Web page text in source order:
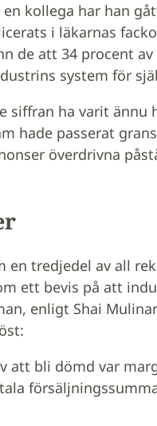
kollega har han
i läkarnas
de att 34 procent
system för
siffran ha varit
hade passerat
överdrivna
en tredjedel av all
ett bevis på att
enligt Shai
att bli dömd var